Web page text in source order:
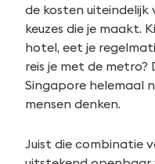
de kosten
keuzes die je maakt.
hotel, eet je
reis je met de
Singapore helemaal
mensen denken.
Juist die combinatie